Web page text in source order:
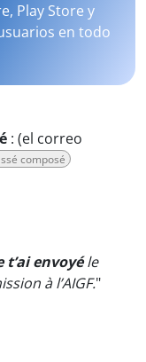
Play Store y
en todo
: (el correo
composé
t’ai envoyéle
à l’AIGF."